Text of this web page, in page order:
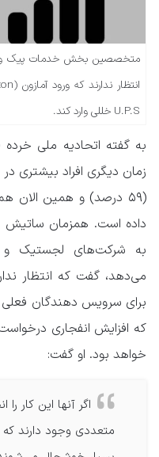
U.P.S خللی وارد کند.
به گفته اتحادیه ملی
زمان دیگری افراد بیشتری
(۵۹ درصد) و همین
برای سرویس دهندگان
که افزایش انفجاری
خواهد بود. او گفت:
اگر آنها این کار
متعددی وجود دارند